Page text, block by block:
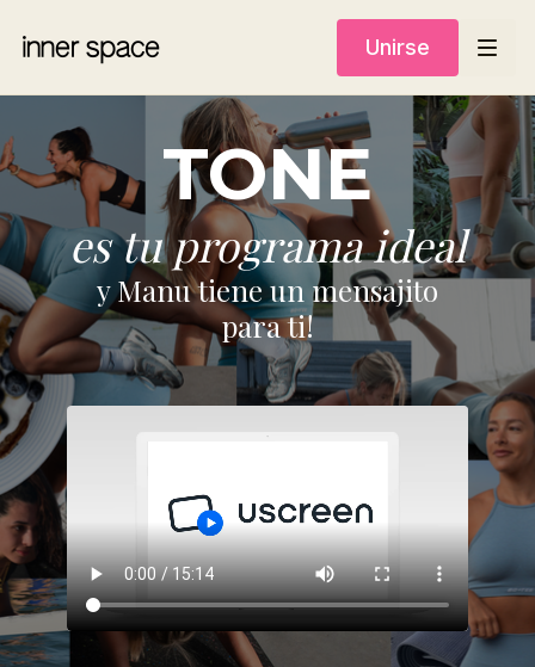
Unirse
TONE
es tu programa ideal
y Manu tiene un mensajito
para ti!